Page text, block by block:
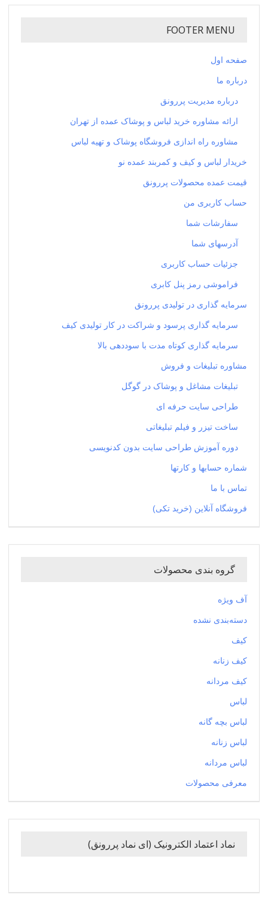
FOOTER MENU
صفحه اول
درباره ما
درباره مدیریت پررونق
ارائه مشاوره خرید لباس و پوشاک عمده از تهران
مشاوره راه اندازی فروشگاه پوشاک و تهیه لباس
خریدار لباس و کیف و کمربند عمده نو
قیمت عمده محصولات پررونق
حساب کاربری من
سفارشات شما
آدرسهای شما
جزئیات حساب کاربری
فراموشی رمز پنل کابری
سرمایه گذاری در تولیدی پررونق
سرمایه گذاری پرسود و شراکت در کار تولیدی کیف
سرمایه گذاری کوتاه مدت با سوددهی بالا
مشاوره تبلیغات و فروش
تبلیغات مشاغل و پوشاک در گوگل
طراحی سایت حرفه ای
ساخت تیزر و فیلم تبلیغاتی
دوره آموزش طراحی سایت بدون کدنویسی
شماره حسابها و کارتها
تماس با ما
فروشگاه آنلاین (خرید تکی)
گروه بندی محصولات
آف ویژه
دسته‌بندی نشده
کیف
کیف زنانه
کیف مردانه
لباس
لباس بچه گانه
لباس زنانه
لباس مردانه
معرفی محصولات
نماد اعتماد الکترونیک (ای نماد پررونق)